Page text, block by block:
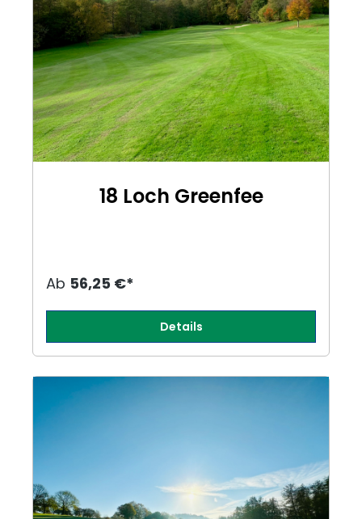
18 Loch Greenfee
Ab 56,25 €*
Details